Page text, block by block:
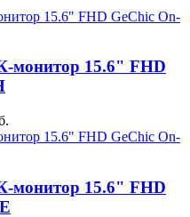
монитор 15.6" FHD
монитор 15.6" FHD